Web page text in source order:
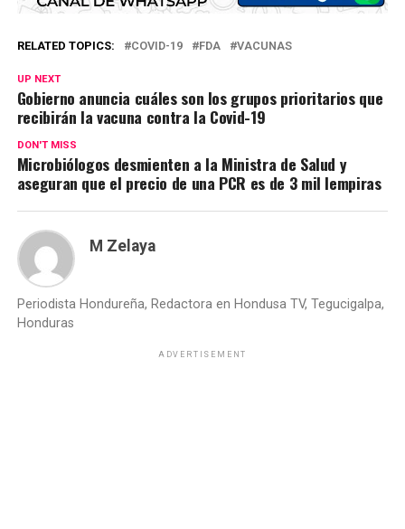
RELATED TOPICS: COVID-19 FDA VACUNAS
UP NEXT
Gobierno anuncia cuáles son los grupos prioritarios que
recibirán la vacuna contra la Covid-19
DON'T MISS
Microbiólogos desmienten a la Ministra de Salud y
aseguran que el precio de una PCR es de 3 mil lempiras
M Zelaya
Periodista Hondureña, Redactora en Hondusa TV, Tegucigalpa,
Honduras
ADVERTISEMENT